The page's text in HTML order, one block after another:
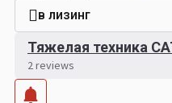
в лизинг
Тяжелая техника
2 reviews